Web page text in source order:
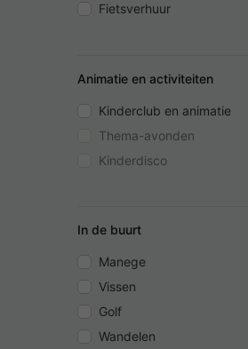
Fietsverhuur
Animatie en activiteiten
Kinderclub en animatie
Thema-avonden
Kinderdisco
In de buurt
Manege
Vissen
Golf
Wandelen